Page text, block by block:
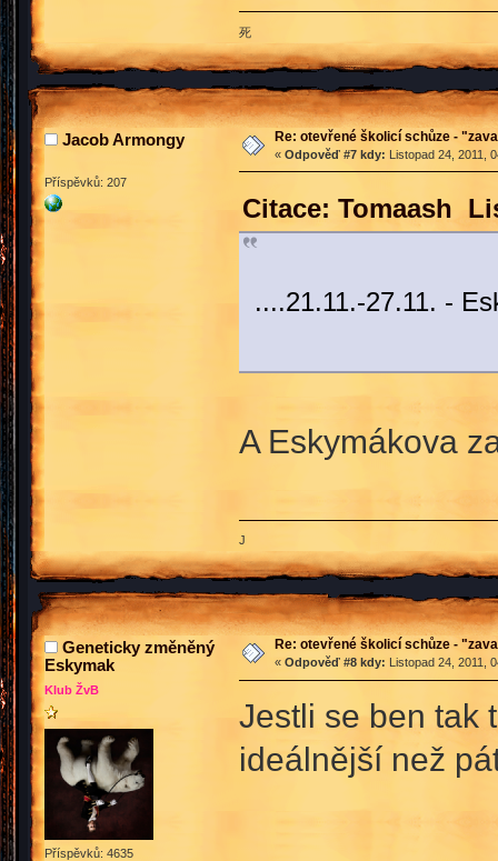
死
Jacob Armongy
Příspěvků: 207
Re: otevřené školicí schůze -
« Odpověď #7 kdy: Listopad 24, 2011,
Citace: Tomaash
....21.11.-27.11. -
A Eskymákova
J
Geneticky změněný
Eskymak
Klub ŽvB
Příspěvků: 4635
Re: otevřené školicí schůze -
« Odpověď #8 kdy: Listopad 24, 2011,
Jestli se ben tak
ideálnější než